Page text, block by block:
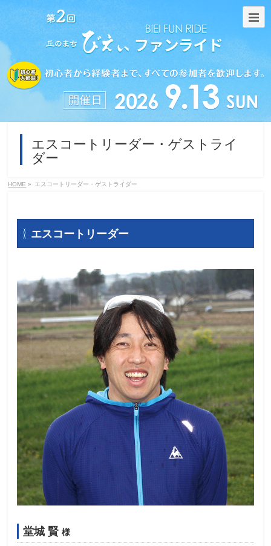
エスコートリーダー・ゲストライ
ダー
HOME » エスコートリーダー・ゲストライダー
エスコートリーダー
堂城 賢 様